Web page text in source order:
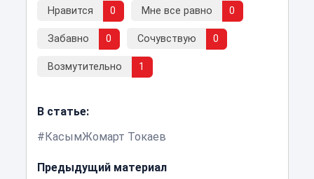
Нравится 0 Мне все равно 0
Забавно 0 Сочувствую 0
Возмутительно 1
В статье:
КасымЖомарт Токаев
Предыдущий материал